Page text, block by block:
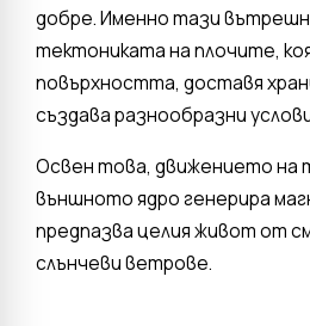
добре. Именно тази
тектониката на плочите,
повърхността, доставя
създава разнообразни
Освен това, движението на
външното ядро ​​генерира
предпазва целия живот от
слънчеви ветрове.